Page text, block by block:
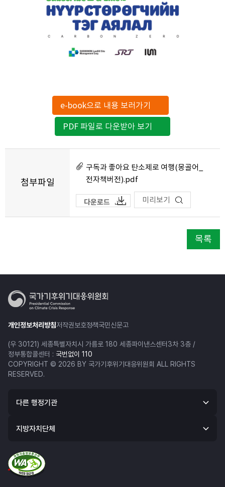
e-book으로 내용 보러가기
PDF 파일로 다운받아 보기
첨부파일
구독과 좋아요 탄소제로 여행(몽골어_
전자책버전).pdf
다운로드 미리보기
목록
개인정보처리방침저작권보호정책국민신문고
(우 30121) 세종특별자치시 가름로 180 세종파이낸스센터3차 3층 /
정부통합콜센터 : 국번없이 110
COPYRIGHT © 2026 BY 국가기후위기대응위원회 ALL RIGHTS
RESERVED.
다른 행정기관
지방자치단체